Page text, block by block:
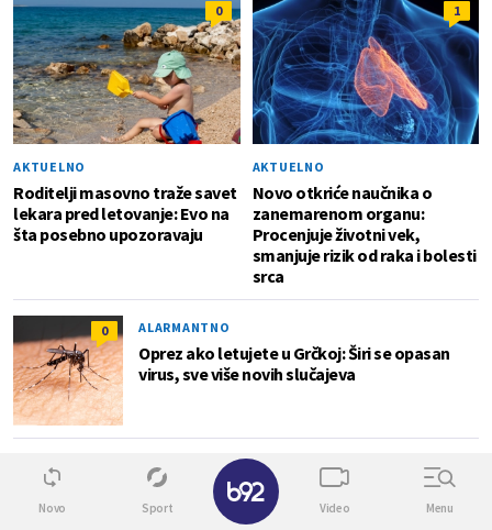
0
AKTUELNO
Roditelji masovno traže savet
lekara pred letovanje: Evo na
šta posebno upozoravaju
1
AKTUELNO
Novo otkriće naučnika o
zanemarenom organu:
Procenjuje životni vek,
smanjuje rizik od raka i bolesti
srca
0 ALARMANTNO
Oprez ako letujete u Grčkoj: Širi se opasan
virus, sve više novih slučajeva
ISHRANA
Tokom leta češće pijete ledenu kafu? Evo da li
je to dobar izbor za naš organizam
Novo Sport Video Menu
✕